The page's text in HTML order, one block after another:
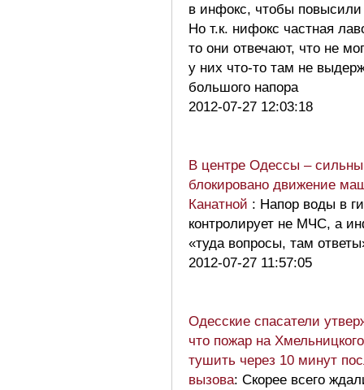
в инфокс, чтобы повысили
Но т.к. нифокс частная
то они отвечают, что не
у них что-то там не
большого напора
2012-07-27 12:03:18
В центре Одессы –
блокировано движение
Канатной : Напор воды в
контролирует не МЧС, а
«туда вопросы, там
2012-07-27 11:57:05
Одесские спасатели
что пожар на
тушить через 10 минут
вызова: Скорее всего